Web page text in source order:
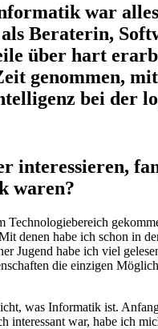
war
Beraterin,
über hart
genommen,
bei der
waren?
Technologiebereich
denen habe ich schon in
Jugend habe ich viel
die einzigen
was Informatik ist.
war, habe ich